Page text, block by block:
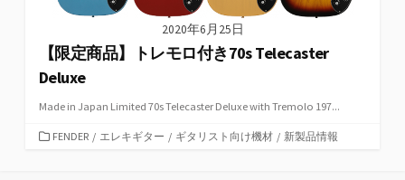
2020年6月25日
【限定商品】トレモロ付き70s Telecaster
Deluxe
Made in Japan Limited 70s Telecaster Deluxe with Tremolo 197...
カFENDER / エレキギター / ギタリスト向け機材 / 新製品情報